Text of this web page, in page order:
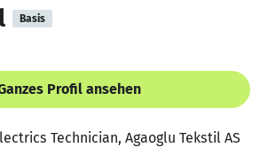
Basis
Profil ansehen
Technician, Agaoglu Tekstil AS